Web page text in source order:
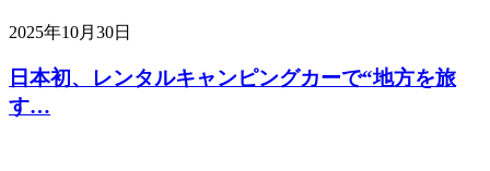
2025年10月30日
日本初、レンタルキャンピングカーで“地方を旅
す…